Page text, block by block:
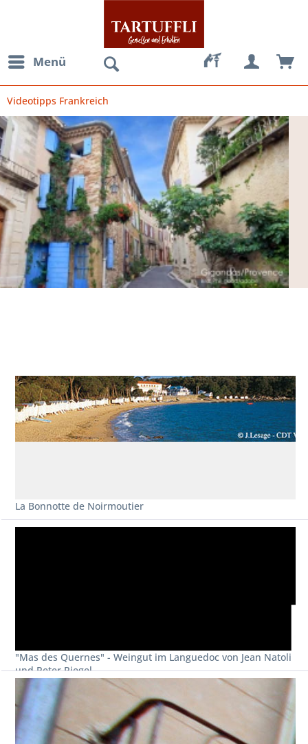
Menü
Videotipps Frankreich
La Bonnotte de Noirmoutier
"Mas des Quernes" - Weingut im Languedoc von Jean Natoli
und Peter Riegel